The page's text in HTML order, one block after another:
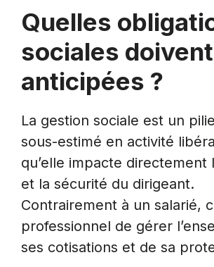
Quelles
sociales
anticipées ?
La gestion sociale est un
sous-estimé en activité
qu’elle impacte directement
et la sécurité du dirigeant.
Contrairement à un salarié,
professionnel de gérer
ses cotisations et de sa